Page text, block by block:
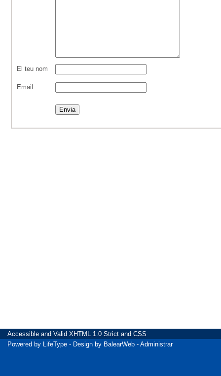
El teu nom
Email
Accessible and Valid XHTML 1.0 Strict and CSS
Powered by LifeType - Design by BalearWeb - Administrar